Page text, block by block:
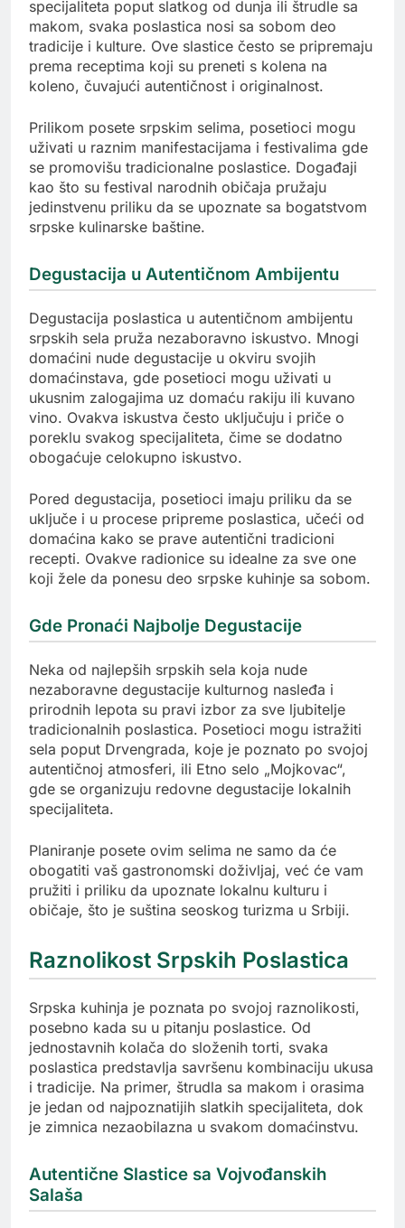
specijaliteta poput slatkog od dunja ili štrudle sa
makom, svaka poslastica nosi sa sobom deo
tradicije i kulture. Ove slastice često se pripremaju
prema receptima koji su preneti s kolena na
koleno, čuvajući autentičnost i originalnost.
Prilikom posete srpskim selima, posetioci mogu
uživati u raznim manifestacijama i festivalima gde
se promovišu tradicionalne poslastice. Događaji
kao što su festival narodnih običaja pružaju
jedinstvenu priliku da se upoznate sa bogatstvom
srpske kulinarske baštine.
Degustacija u Autentičnom Ambijentu
Degustacija poslastica u autentičnom ambijentu
srpskih sela pruža nezaboravno iskustvo. Mnogi
domaćini nude degustacije u okviru svojih
domaćinstava, gde posetioci mogu uživati u
ukusnim zalogajima uz domaću rakiju ili kuvano
vino. Ovakva iskustva često uključuju i priče o
poreklu svakog specijaliteta, čime se dodatno
obogaćuje celokupno iskustvo.
Pored degustacija, posetioci imaju priliku da se
uključe i u procese pripreme poslastica, učeći od
domaćina kako se prave autentični tradicioni
recepti. Ovakve radionice su idealne za sve one
koji žele da ponesu deo srpske kuhinje sa sobom.
Gde Pronaći Najbolje Degustacije
Neka od najlepših srpskih sela koja nude
nezaboravne degustacije kulturnog nasleđa i
prirodnih lepota su pravi izbor za sve ljubitelje
tradicionalnih poslastica. Posetioci mogu istražiti
sela poput Drvengrada, koje je poznato po svojoj
autentičnoj atmosferi, ili Etno selo „Mojkovac“,
gde se organizuju redovne degustacije lokalnih
specijaliteta.
Planiranje posete ovim selima ne samo da će
obogatiti vaš gastronomski doživljaj, već će vam
pružiti i priliku da upoznate lokalnu kulturu i
običaje, što je suština seoskog turizma u Srbiji.
Raznolikost Srpskih Poslastica
Srpska kuhinja je poznata po svojoj raznolikosti,
posebno kada su u pitanju poslastice. Od
jednostavnih kolača do složenih torti, svaka
poslastica predstavlja savršenu kombinaciju ukusa
i tradicije. Na primer, štrudla sa makom i orasima
je jedan od najpoznatijih slatkih specijaliteta, dok
je zimnica nezaobilazna u svakom domaćinstvu.
Autentične Slastice sa Vojvođanskih
Salaša